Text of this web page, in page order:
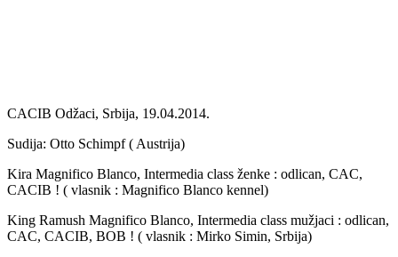
CACIB Odžaci, Srbija, 19.04.2014.
Sudija: Otto Schimpf ( Austrija)
Kira Magnifico Blanco, Intermedia class ženke : odlican, CAC,
CACIB ! ( vlasnik : Magnifico Blanco kennel)
King Ramush Magnifico Blanco, Intermedia class mužjaci : odlican,
CAC, CACIB, BOB ! ( vlasnik : Mirko Simin, Srbija)